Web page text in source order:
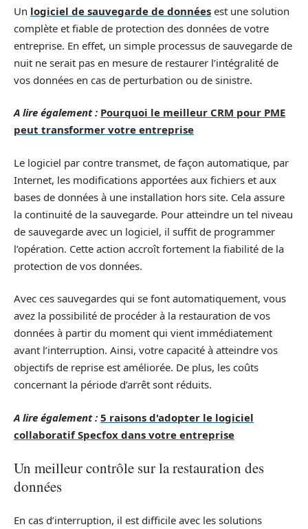
Un logiciel de sauvegarde de données est une solution
complète et fiable de protection des données de votre
entreprise. En effet, un simple processus de sauvegarde de
nuit ne serait pas en mesure de restaurer l’intégralité de
vos données en cas de perturbation ou de sinistre.
A lire également : Pourquoi le meilleur CRM pour PME
peut transformer votre entreprise
Le logiciel par contre transmet, de façon automatique, par
Internet, les modifications apportées aux fichiers et aux
bases de données à une installation hors site. Cela assure
la continuité de la sauvegarde. Pour atteindre un tel niveau
de sauvegarde avec un logiciel, il suffit de programmer
l’opération. Cette action accroît fortement la fiabilité de la
protection de vos données.
Avec ces sauvegardes qui se font automatiquement, vous
avez la possibilité de procéder à la restauration de vos
données à partir du moment qui vient immédiatement
avant l’interruption. Ainsi, votre capacité à atteindre vos
objectifs de reprise est améliorée. De plus, les coûts
concernant la période d’arrêt sont réduits.
A lire également : 5 raisons d'adopter le logiciel
collaboratif Specfox dans votre entreprise
Un meilleur contrôle sur la restauration des
données
En cas d’interruption, il est difficile avec les solutions